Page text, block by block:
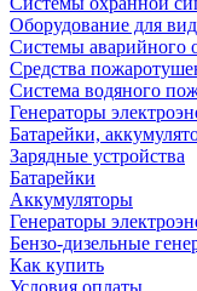
Оборудование для
Системы аварийного
Средства
Система водяного
Генераторы
Батарейки,
Зарядные устройства
Батарейки
Аккумуляторы
Генераторы
Бензо-дизельные
Как купить
Условия оплаты